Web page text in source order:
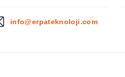
info@erpateknoloji.com